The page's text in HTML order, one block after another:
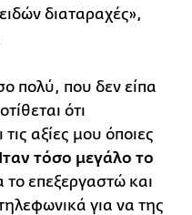
διαταραχές»,
πολύ, που δεν είπα
ότι
αξίες μου όποιες
τόσο μεγάλο το
επεξεργαστώ και
για να της